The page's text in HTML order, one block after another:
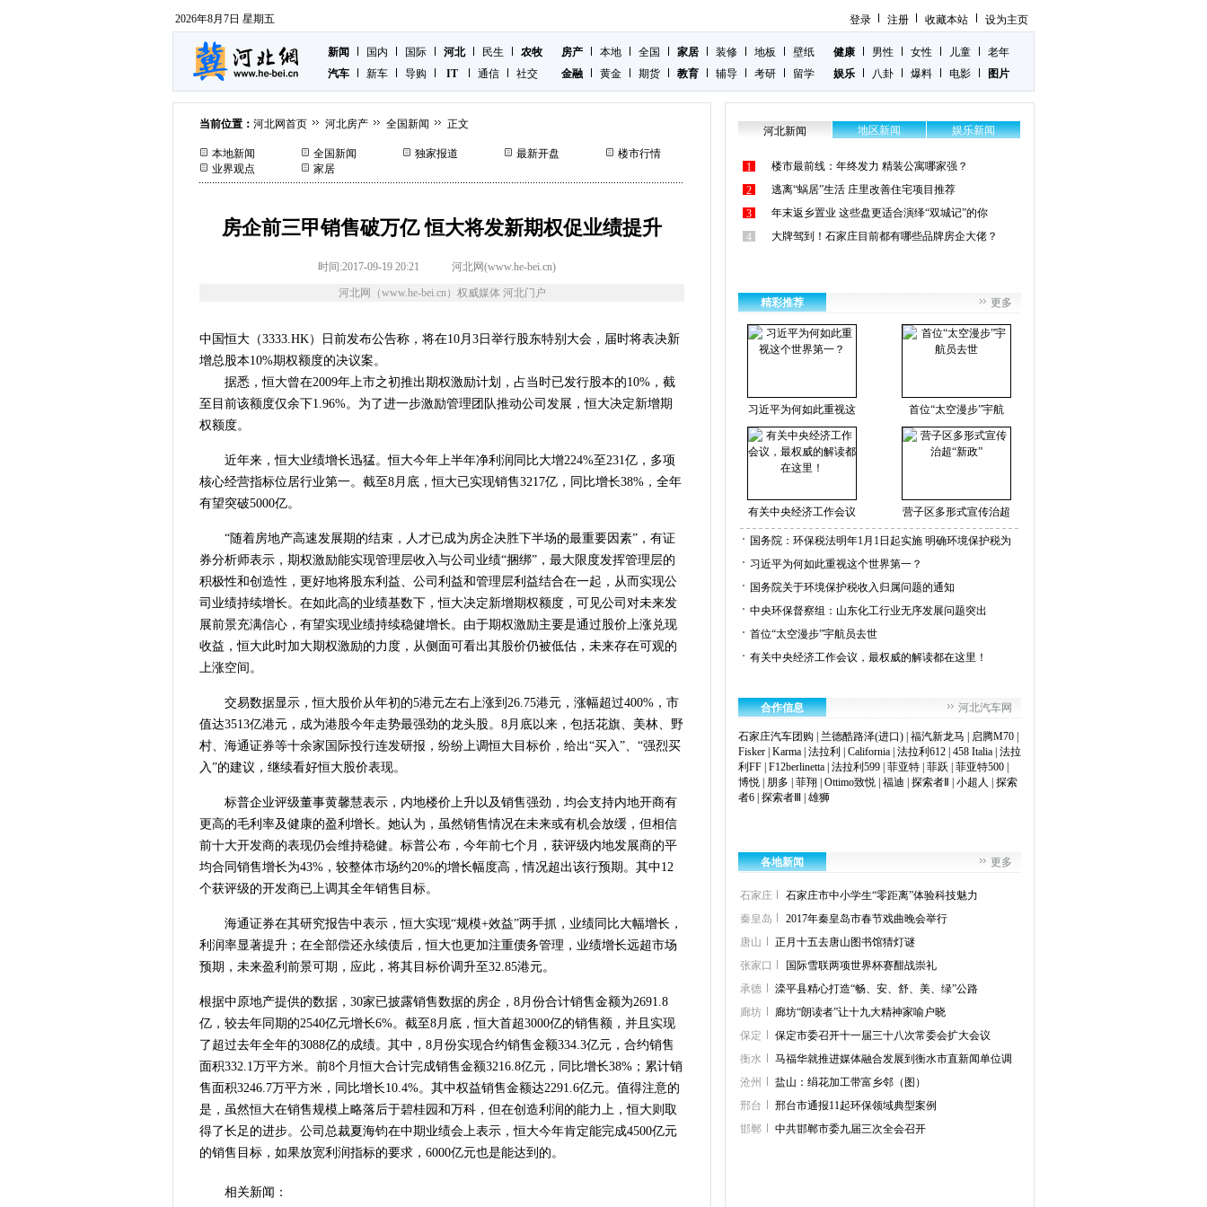
2026年8月7日 星期五 登录 注册 收藏本站 设为主页
新闻 国内 国际 河北 民生
农牧
汽车
新车 导购 IT 通信 社交
房产 本地 全国 家居 装修 地板
壁纸
金融
黄金 期货 教育 辅导 考研 留学
健康 男性 女性 儿童
老年
娱乐
八卦 爆料 电影 图片
当前位置： 河北网首页 河北房产 全国新闻 正文
本地新闻 全国新闻 独家报道 最新开盘
楼市行情
业界观点
家居
房企前三甲销售破万亿 恒大将发新期权促业绩提升
时间:2017-09-19 20:21 河北网(www.he-bei.cn)
河北网（www.he-bei.cn）权威媒体 河北门户
中国恒大（3333.HK）日前发布公告称，将在10月3日举行股东特别大会，届时将表决新
增总股本10%期权额度的决议案。
据悉，恒大曾在2009年上市之初推出期权激励计划，占当时已发行股本的10%，截
至目前该额度仅余下1.96%。为了进一步激励管理团队推动公司发展，恒大决定新增期
权额度。
近年来，恒大业绩增长迅猛。恒大今年上半年净利润同比大增224%至231亿，多项
核心经营指标位居行业第一。截至8月底，恒大已实现销售3217亿，同比增长38%，全年
有望突破5000亿。
“随着房地产高速发展期的结束，人才已成为房企决胜下半场的最重要因素”，有证
券分析师表示，期权激励能实现管理层收入与公司业绩“捆绑”，最大限度发挥管理层的
积极性和创造性，更好地将股东利益、公司利益和管理层利益结合在一起，从而实现公
司业绩持续增长。在如此高的业绩基数下，恒大决定新增期权额度，可见公司对未来发
展前景充满信心，有望实现业绩持续稳健增长。由于期权激励主要是通过股价上涨兑现
收益，恒大此时加大期权激励的力度，从侧面可看出其股价仍被低估，未来存在可观的
上涨空间。
交易数据显示，恒大股价从年初的5港元左右上涨到26.75港元，涨幅超过400%，市
值达3513亿港元，成为港股今年走势最强劲的龙头股。8月底以来，包括花旗、美林、野
村、海通证券等十余家国际投行连发研报，纷纷上调恒大目标价，给出“买入”、“强烈买
入”的建议，继续看好恒大股价表现。
标普企业评级董事黄馨慧表示，内地楼价上升以及销售强劲，均会支持内地开商有
更高的毛利率及健康的盈利增长。她认为，虽然销售情况在未来或有机会放缓，但相信
前十大开发商的表现仍会维持稳健。标普公布，今年前七个月，获评级内地发展商的平
均合同销售增长为43%，较整体市场约20%的增长幅度高，情况超出该行预期。其中12
个获评级的开发商已上调其全年销售目标。
海通证券在其研究报告中表示，恒大实现“规模+效益”两手抓，业绩同比大幅增长，
利润率显著提升；在全部偿还永续债后，恒大也更加注重债务管理，业绩增长远超市场
预期，未来盈利前景可期，应此，将其目标价调升至32.85港元。
根据中原地产提供的数据，30家已披露销售数据的房企，8月份合计销售金额为2691.8
亿，较去年同期的2540亿元增长6%。截至8月底，恒大首超3000亿的销售额，并且实现
了超过去年全年的3088亿的成绩。其中，8月份实现合约销售金额334.3亿元，合约销售
面积332.1万平方米。前8个月恒大合计完成销售金额3216.8亿元，同比增长38%；累计销
售面积3246.7万平方米，同比增长10.4%。其中权益销售金额达2291.6亿元。值得注意的
是，虽然恒大在销售规模上略落后于碧桂园和万科，但在创造利润的能力上，恒大则取
得了长足的进步。公司总裁夏海钧在中期业绩会上表示，恒大今年肯定能完成4500亿元
的销售目标，如果放宽利润指标的要求，6000亿元也是能达到的。
相关新闻：
河北新闻 地区新闻 娱乐新闻
1
楼市最前线：年终发力 精装公寓哪家强？
2
逃离“蜗居”生活 庄里改善住宅项目推荐
3
年末返乡置业 这些盘更适合演绎“双城记”的你
4
大牌驾到！石家庄目前都有哪些品牌房企大佬？
精彩推荐 更多
习近平为何如此重视这 首位“太空漫步”宇航
有关中央经济工作会议 营子区多形式宣传治超
国务院：环保税法明年1月1日起实施 明确环境保护税为
习近平为何如此重视这个世界第一？
国务院关于环境保护税收入归属问题的通知
中央环保督察组：山东化工行业无序发展问题突出
首位“太空漫步”宇航员去世
有关中央经济工作会议，最权威的解读都在这里！
合作信息 河北汽车网
石家庄汽车团购 兰德酷路泽(进口) 福汽新龙马 启腾M70
Fisker Karma 法拉利 California 法拉利612 458 Italia 法拉
利FF F12berlinetta 法拉利599 菲亚特 菲跃 菲亚特500
博悦
朋多 菲翔 Ottimo致悦 福迪 探索者Ⅱ 小超人
探索
者6 探索者Ⅲ 雄狮
各地新闻 更多
石家庄
石家庄市中小学生“零距离”体验科技魅力
秦皇岛
2017年秦皇岛市春节戏曲晚会举行
唐山
正月十五去唐山图书馆猜灯谜
张家口
国际雪联两项世界杯赛酣战崇礼
承德
滦平县精心打造“畅、安、舒、美、绿”公路
廊坊
廊坊“朗读者”让十九大精神家喻户晓
保定
保定市委召开十一届三十八次常委会扩大会议
衡水
马福华就推进媒体融合发展到衡水市直新闻单位调
沧州
盐山：绢花加工带富乡邻（图）
邢台
邢台市通报11起环保领域典型案例
邯郸
中共邯郸市委九届三次全会召开